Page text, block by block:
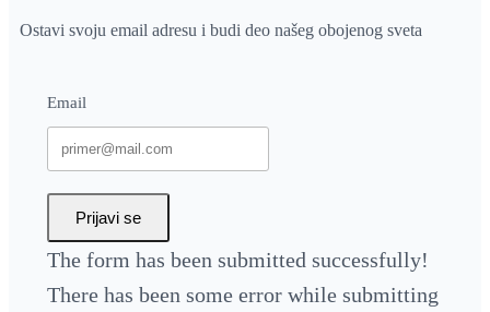
Ostavi svoju email adresu i budi deo našeg obojenog sveta
Email
Prijavi se
The form has been submitted successfully!
There has been some error while submitting